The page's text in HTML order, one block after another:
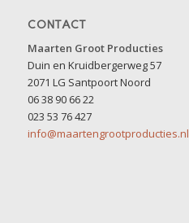
CONTACT
Maarten Groot Producties
Duin en Kruidbergerweg 57
2071 LG Santpoort Noord
06 38 90 66 22
023 53 76 427
info@maartengrootproducties.nl